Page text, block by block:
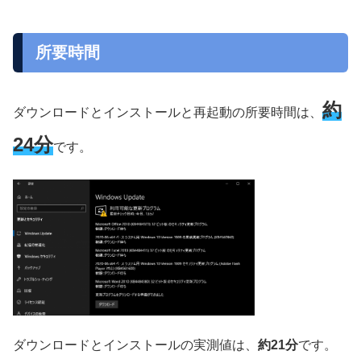
所要時間
ダウンロードとインストールと再起動の所要時間は、 約
24分です。
ダウンロードとインストールの実測値は、 約21分です。